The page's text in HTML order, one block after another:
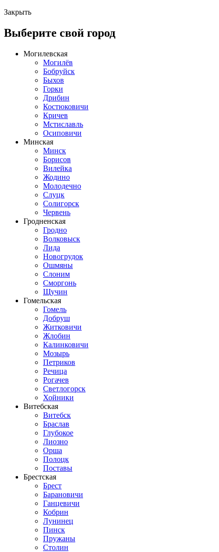
Закрыть
Выберите свой город
Могилевская
Могилёв
Бобруйск
Быхов
Горки
Дрибин
Костюковичи
Кричев
Мстиславль
Осиповичи
Минская
Минск
Борисов
Вилейка
Жодино
Молодечно
Слуцк
Солигорск
Червень
Гродненская
Гродно
Волковыск
Лида
Новогрудок
Ошмяны
Слоним
Сморгонь
Щучин
Гомельская
Гомель
Добруш
Житковичи
Жлобин
Калинковичи
Мозырь
Петриков
Речица
Рогачев
Светлогорск
Хойники
Витебская
Витебск
Браслав
Глубокое
Лиозно
Орша
Полоцк
Поставы
Брестская
Брест
Барановичи
Ганцевичи
Кобрин
Лунинец
Пинск
Пружаны
Столин